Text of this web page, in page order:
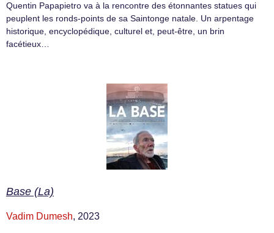
Quentin Papapietro va à la rencontre des étonnantes statues qui
peuplent les ronds-points de sa Saintonge natale. Un arpentage
historique, encyclopédique, culturel et, peut-être, un brin
facétieux…
Base (La)
Vadim Dumesh, 2023